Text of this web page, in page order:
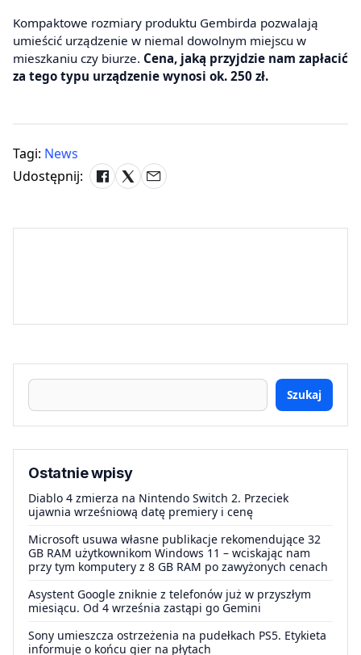
Kompaktowe rozmiary produktu Gembirda pozwalają
umieścić urządzenie w niemal dowolnym miejscu w
mieszkaniu czy biurze. Cena, jaką przyjdzie nam zapłacić
za tego typu urządzenie wynosi ok. 250 zł.
Tagi: News
Udostępnij:
Szukaj
Ostatnie wpisy
Diablo 4 zmierza na Nintendo Switch 2. Przeciek
ujawnia wrześniową datę premiery i cenę
Microsoft usuwa własne publikacje rekomendujące 32
GB RAM użytkownikom Windows 11 – wciskając nam
przy tym komputery z 8 GB RAM po zawyżonych cenach
Asystent Google zniknie z telefonów już w przyszłym
miesiącu. Od 4 września zastąpi go Gemini
Sony umieszcza ostrzeżenia na pudełkach PS5. Etykieta
informuje o końcu gier na płytach